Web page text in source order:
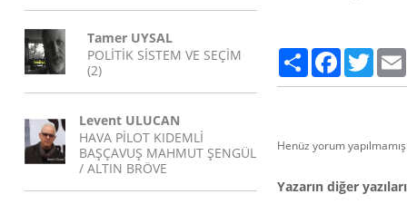
Tamer UYSAL
POLİTİK SİSTEM VE SEÇİM
(2)
Levent ULUCAN
HAVA PİLOT KIDEMLİ
BAŞÇAVUŞ MAHMUT ŞENGÜL
/ ALTIN BRÖVE
Paylaş Facebook
Henüz yorum
Yazarın diğer yazıları